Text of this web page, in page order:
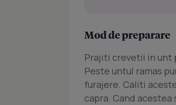
Mod de preparare
Prajiti crevetii in unt
Peste untul ramas
furajere. Caliti
capra. Cand